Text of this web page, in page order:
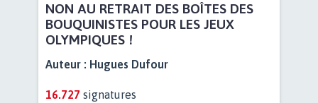
NON AU RETRAIT DES BOÎTES DES
BOUQUINISTES POUR LES JEUX
OLYMPIQUES !
Auteur : Hugues Dufour
16.727 signatures